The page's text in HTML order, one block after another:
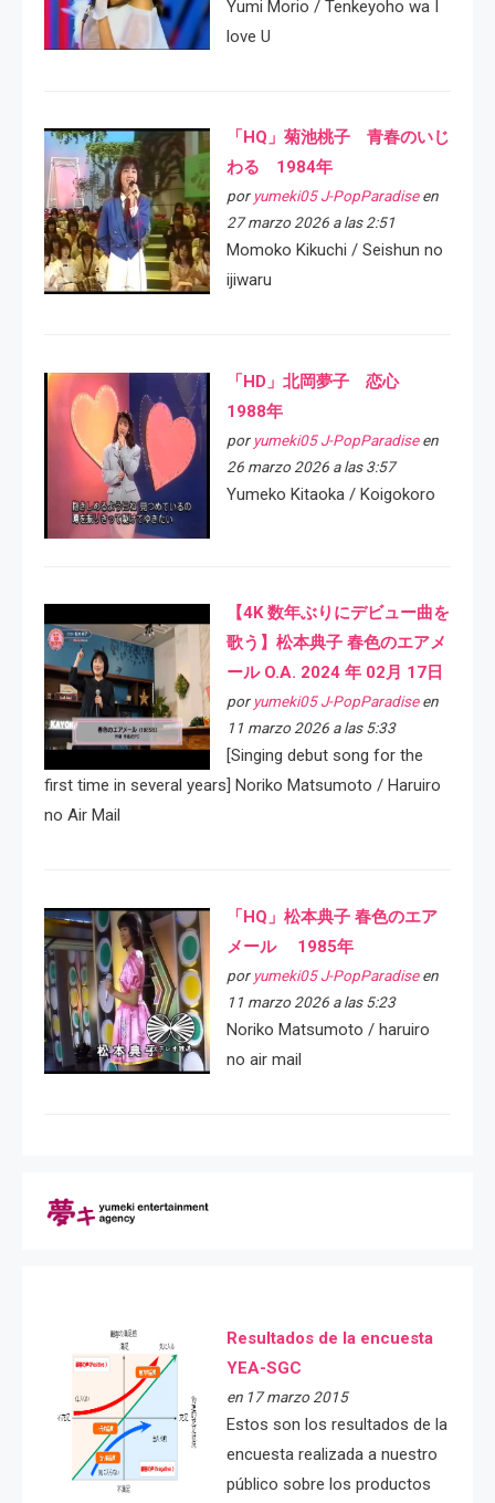
Yumi Morio / Tenkeyoho wa I
love U
「HQ」菊池桃子 青春のいじ
わる 1984年
por yumeki05 J-PopParadiseen
27 marzo 2026 a las 2:51
Momoko Kikuchi / Seishun no
ijiwaru
「HD」北岡夢子 恋心
1988年
por yumeki05 J-PopParadiseen
26 marzo 2026 a las 3:57
Yumeko Kitaoka / Koigokoro
【4K 数年ぶりにデビュー曲を
歌う】松本典子 春色のエアメ
ール O.A. 2024 年 02月 17日
por yumeki05 J-PopParadiseen
11 marzo 2026 a las 5:33
[Singing debut song for the
first time in several years] Noriko Matsumoto / Haruiro
no Air Mail
「HQ」松本典子 春色のエア
メール 1985年
por yumeki05 J-PopParadiseen
11 marzo 2026 a las 5:23
Noriko Matsumoto / haruiro
no air mail
Resultados de la encuesta
YEA-SGC
en 17 marzo 2015
Estos son los resultados de la
encuesta realizada a nuestro
público sobre los productos